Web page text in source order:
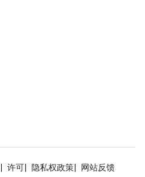
许可 隐私权政策
网站反馈